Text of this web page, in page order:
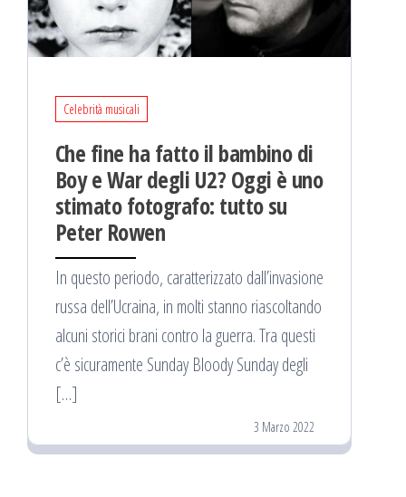
Celebrità musicali
Che fine ha fatto il bambino di
Boy e War degli U2? Oggi è uno
stimato fotografo: tutto su
Peter Rowen
In questo periodo, caratterizzato dall’invasione
russa dell’Ucraina, in molti stanno riascoltando
alcuni storici brani contro la guerra. Tra questi
c’è sicuramente Sunday Bloody Sunday degli
[…]
3 Marzo 2022